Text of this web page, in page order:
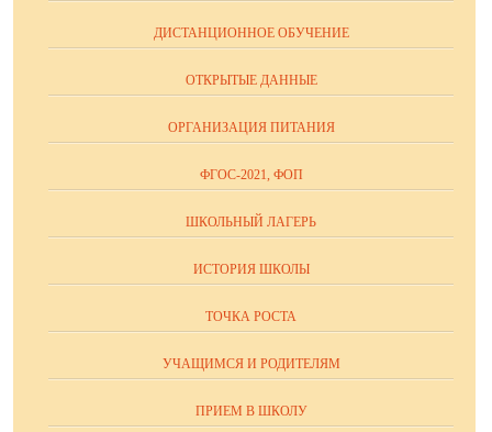
ДИСТАНЦИОННОЕ ОБУЧЕНИЕ
ОТКРЫТЫЕ ДАННЫЕ
ОРГАНИЗАЦИЯ ПИТАНИЯ
ФГОС-2021, ФОП
ШКОЛЬНЫЙ ЛАГЕРЬ
ИСТОРИЯ ШКОЛЫ
ТОЧКА РОСТА
УЧАЩИМСЯ И РОДИТЕЛЯМ
ПРИЕМ В ШКОЛУ